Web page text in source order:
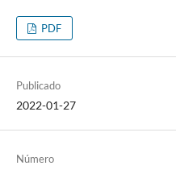
PDF
Publicado
2022-01-27
Número